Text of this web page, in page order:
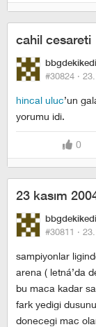
cahil cesareti
#30824 ·
hincal uluc’un
yorumu idi.
0
23 kasım
#30811 ·
sampiyonlar
arena ( letná’da
bu maca kadar
fark yedigi
donecegi mac